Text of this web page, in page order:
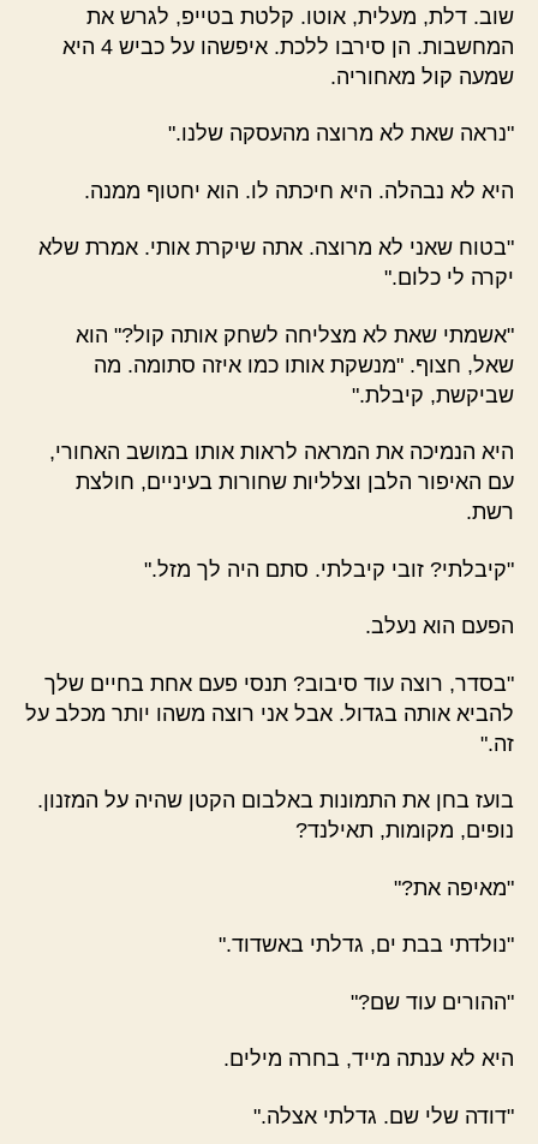
שוב. דלת, מעלית, אוטו. קלטת בטייפ, לגרש את
המחשבות. הן סירבו ללכת. איפשהו על כביש 4 היא
שמעה קול מאחוריה.
"נראה שאת לא מרוצה מהעסקה שלנו."
היא לא נבהלה. היא חיכתה לו. הוא יחטוף ממנה.
"בטוח שאני לא מרוצה. אתה שיקרת אותי. אמרת שלא
יקרה לי כלום."
"אשמתי שאת לא מצליחה לשחק אותה קול?" הוא
שאל, חצוף. "מנשקת אותו כמו איזה סתומה. מה
שביקשת, קיבלת."
היא הנמיכה את המראה לראות אותו במושב האחורי,
עם האיפור הלבן וצלליות שחורות בעיניים, חולצת
רשת.
"קיבלתי? זובי קיבלתי. סתם היה לך מזל."
הפעם הוא נעלב.
"בסדר, רוצה עוד סיבוב? תנסי פעם אחת בחיים שלך
להביא אותה בגדול. אבל אני רוצה משהו יותר מכלב על
זה."
בועז בחן את התמונות באלבום הקטן שהיה על המזנון.
נופים, מקומות, תאילנד?
"מאיפה את?"
"נולדתי בבת ים, גדלתי באשדוד."
"ההורים עוד שם?"
היא לא ענתה מייד, בחרה מילים.
"דודה שלי שם. גדלתי אצלה."